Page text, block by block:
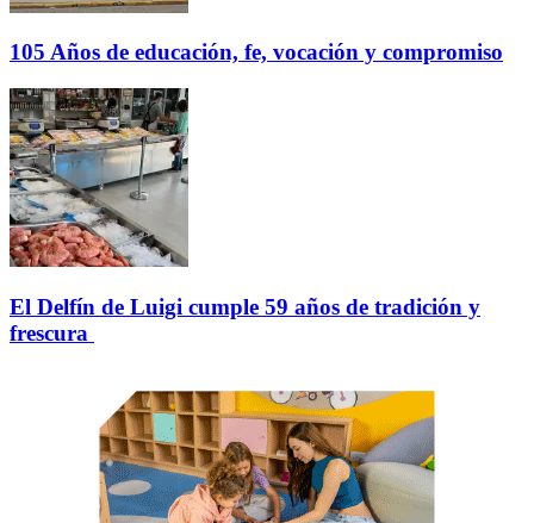
105 Años de educación, fe, vocación y compromiso
El Delfín de Luigi cumple 59 años de tradición y
frescura